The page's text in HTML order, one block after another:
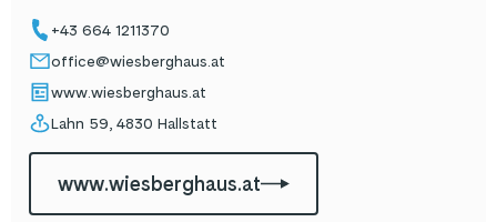
+43 664 1211370
office@wiesberghaus.at
www.wiesberghaus.at
Lahn 59, 4830 Hallstatt
www.wiesberghaus.at